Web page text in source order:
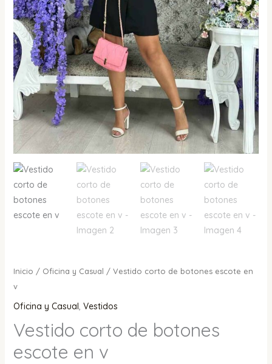
Inicio / Oficina y Casual / Vestido corto de botones escote en
v
Oficina y Casual, Vestidos
Vestido corto de botones
escote en v